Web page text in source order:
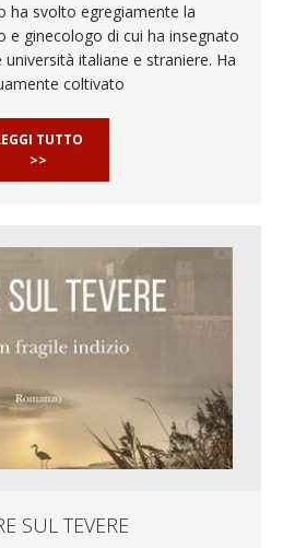
ha svolto egregiamente la
e ginecologo di cui ha insegnato
italiane e straniere. Ha
coltivato
TUTTO
>>
SUL TEVERE